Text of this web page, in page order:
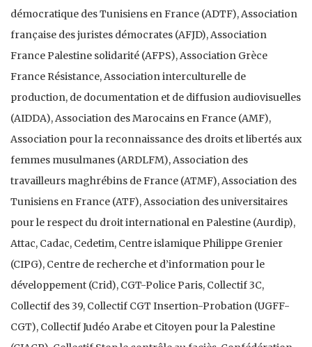
démocratique des Tunisiens en France (ADTF), Association
française des juristes démocrates (AFJD), Association
France Palestine solidarité (AFPS), Association Grèce
France Résistance, Association interculturelle de
production, de documentation et de diffusion audiovisuelles
(AIDDA), Association des Marocains en France (AMF),
Association pour la reconnaissance des droits et libertés aux
femmes musulmanes (ARDLFM), Association des
travailleurs maghrébins de France (ATMF), Association des
Tunisiens en France (ATF), Association des universitaires
pour le respect du droit international en Palestine (Aurdip),
Attac, Cadac, Cedetim, Centre islamique Philippe Grenier
(CIPG), Centre de recherche et d’information pour le
développement (Crid), CGT-Police Paris, Collectif 3C,
Collectif des 39, Collectif CGT Insertion-Probation (UGFF-
CGT), Collectif Judéo Arabe et Citoyen pour la Palestine